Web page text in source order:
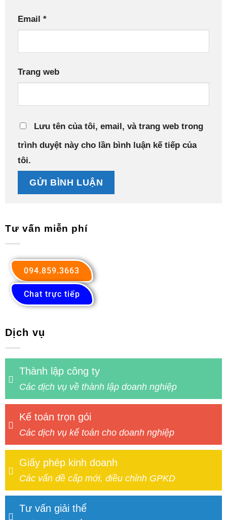
Email *
Trang web
Lưu tên của tôi, email, và trang web trong
trình duyệt này cho lần bình luận kế tiếp của
tôi.
Tư vấn miễn phí
094.859.3663
Chat trực tiếp
Dịch vụ
Thành lập công ty
Các dịch vụ về thành lập doanh nghiệp
Kế toán trọn gói
Các dịch vụ kế toán cho doanh nghiệp
Giấy phép kinh doanh
Các vấn đề cấp mới, điều chỉnh GPKD
Tư vấn giải thể